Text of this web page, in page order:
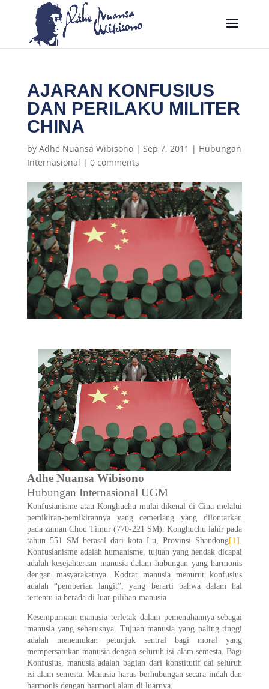
AJARAN KONFUSIUS
DAN PERILAKU MILITER
CHINA
by Adhe Nuansa Wibisono| Sep 7, 2011 | Hubungan
Internasional | 0 comments
Adhe Nuansa Wibisono
Hubungan Internasional UGM
Konfusianisme atau Konghuchu mulai dikenal di Cina melalui
pemikiran-pemikirannya yang cemerlang yang dilontarkan
pada zaman Chou Timur (770-221 SM). Konghuchu lahir pada
tahun 551 SM berasal dari kota Lu, Provinsi Shandong[1].
Konfusianisme adalah humanisme, tujuan yang hendak dicapai
adalah kesejahteraan manusia dalam hubungan yang harmonis
dengan masyarakatnya. Kodrat manusia menurut konfusius
adalah “pemberian langit”, yang berarti bahwa dalam hal
tertentu ia berada di luar pilihan manusia.
Kesempurnaan manusia terletak dalam pemenuhannya sebagai
manusia yang seharusnya. Tujuan manusia yang paling tinggi
adalah menemukan petunjuk sentral bagi moral yang
mempersatukan manusia dengan seluruh isi alam semesta. Bagi
Konfusius, manusia adalah bagian dari konstitutif dai seluruh
isi alam semesta. Manusia harus berhubungan secara indah dan
harmonis dengan harmoni alam di luarnya.